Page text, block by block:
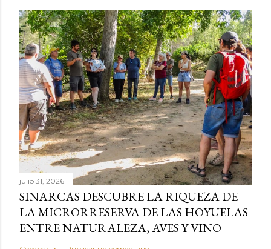
julio 31, 2026
SINARCAS DESCUBRE LA RIQUEZA DE
LA MICRORRESERVA DE LAS HOYUELAS
ENTRE NATURALEZA, AVES Y VINO